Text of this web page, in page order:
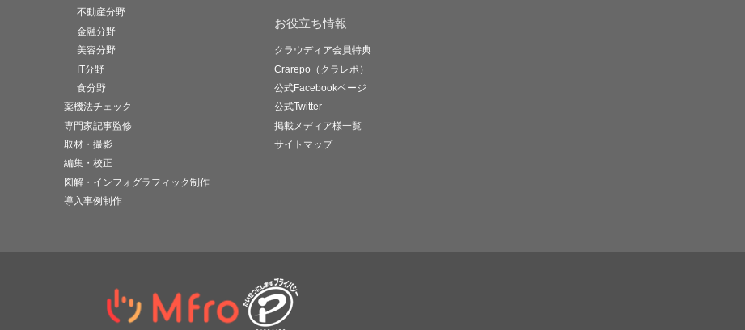
不動産分野
金融分野
美容分野
IT分野
食分野
薬機法チェック
専門家記事監修
取材・撮影
編集・校正
図解・インフォグラフィック制作
導入事例制作
お役立ち情報
クラウディア会員特典
Crarepo（クラレポ）
公式Facebookページ
公式Twitter
掲載メディア様一覧
サイトマップ